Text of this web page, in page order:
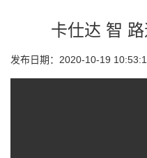
卡仕达 智 路
发布日期：2020-10-19